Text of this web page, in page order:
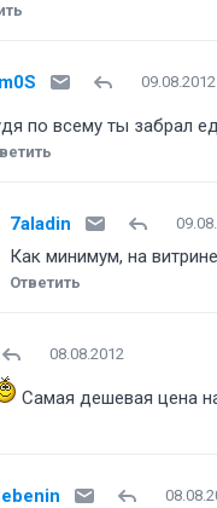
09.08.2012
по всему ты забрал
7aladin
Как минимум, на
Ответить
08.08.2012
Самая дешевая цена